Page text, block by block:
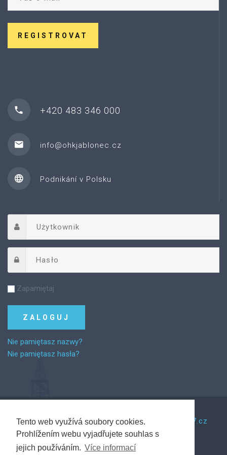
Tento web využívá soubory cookies.
Prohlížením webu vyjadřujete souhlas s
jejich používáním. Více informací
REGISTROVAT
+420 483 346 000
info@ohkjablonec.cz
Podnikání v Polsku
Zapamiętaj
Nie pamiętasz nazwy?
Nie pamiętasz hasła?
© 2026 Za řemeslem. Tento web vytvořil Web7.cz